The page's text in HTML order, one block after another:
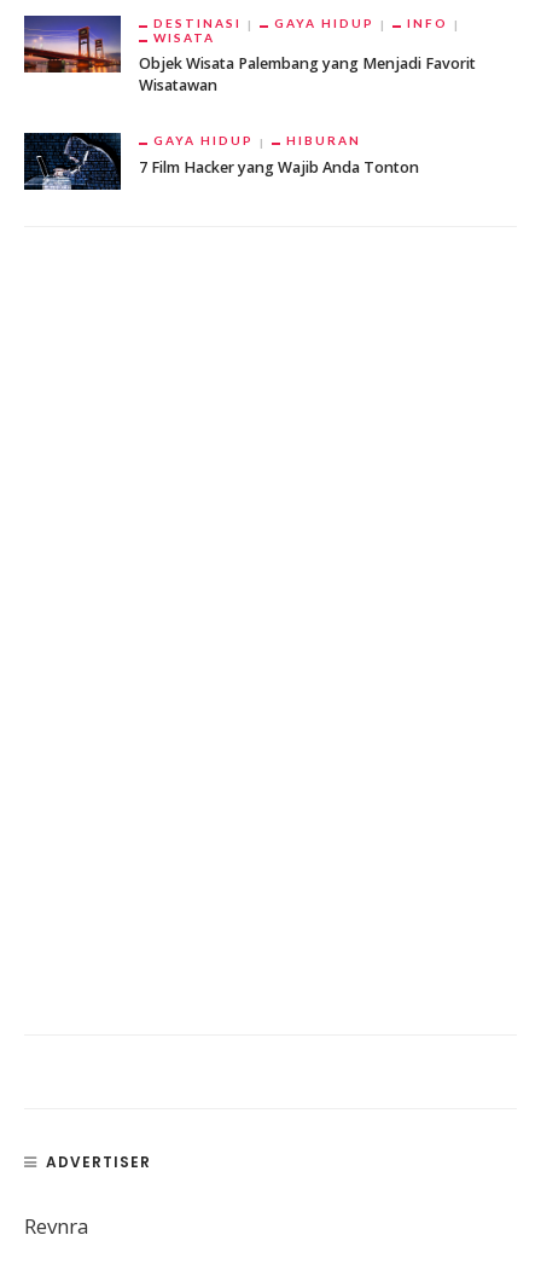
DESTINASI GAYA HIDUP
INFO
WISATA
Objek Wisata Palembang yang Menjadi Favorit
Wisatawan
GAYA HIDUP HIBURAN
7 Film Hacker yang Wajib Anda Tonton
ADVERTISER
Revnra